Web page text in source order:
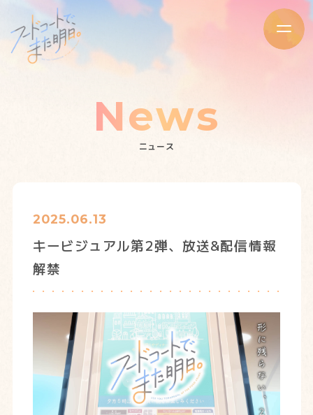
News
ニュース
2025.06.13
キービジュアル第2弾、放送&配信情報
解禁